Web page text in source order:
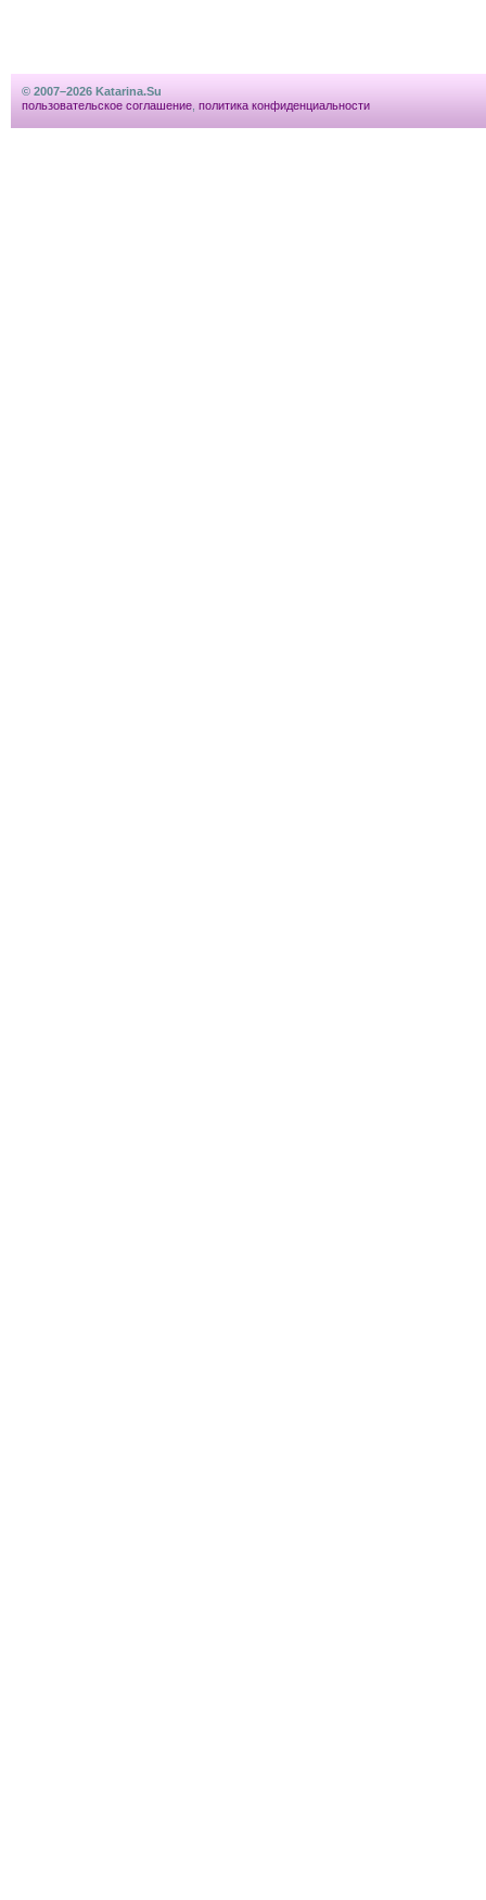
© 2007–2026 Katarina.Su
пользовательское соглашение политика конфиденциальности